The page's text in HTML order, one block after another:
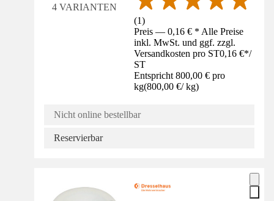
4 VARIANTEN
(1)
Preis — 0,16 € * Alle Preise
inkl. MwSt. und ggf. zzgl.
Versandkosten pro ST0,16 €*/
ST
Entspricht 800,00 € pro
kg(800,00 €/ kg)
Nicht online bestellbar
Reservierbar